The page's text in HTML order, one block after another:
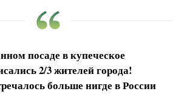
посаде в купеческое
2/3 жителей города!
больше нигде в России